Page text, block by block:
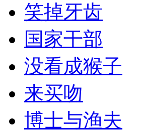
笑掉牙齿
国家干部
没看成猴子
来买吻
博士与渔夫